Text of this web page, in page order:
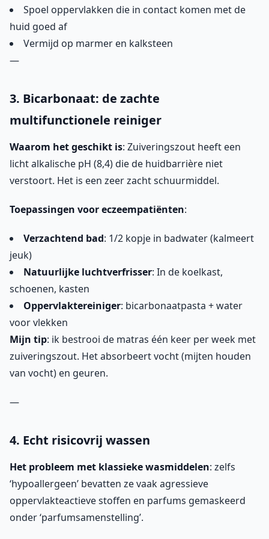
Spoel oppervlakken die in contact komen met de
huid goed af
Vermijd op marmer en kalksteen
—
3. Bicarbonaat: de zachte
multifunctionele reiniger
Waarom het geschikt is: Zuiveringszout heeft een
licht alkalische pH (8,4) die de huidbarrière niet
verstoort. Het is een zeer zacht schuurmiddel.
Toepassingen voor eczeempatiënten:
Verzachtend bad: 1/2 kopje in badwater (kalmeert
jeuk)
Natuurlijke luchtverfrisser: In de koelkast,
schoenen, kasten
Oppervlaktereiniger: bicarbonaatpasta + water
voor vlekken
Mijn tip: ik bestrooi de matras één keer per week met
zuiveringszout. Het absorbeert vocht (mijten houden
van vocht) en geuren.
—
4. Echt risicovrij wassen
Het probleem met klassieke wasmiddelen: zelfs
‘hypoallergeen’ bevatten ze vaak agressieve
oppervlakteactieve stoffen en parfums gemaskeerd
onder ‘parfumsamenstelling’.